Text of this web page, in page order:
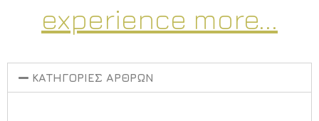
experience more...
ΚΑΤΗΓΟΡΙΕΣ ΑΡΘΡΩΝ